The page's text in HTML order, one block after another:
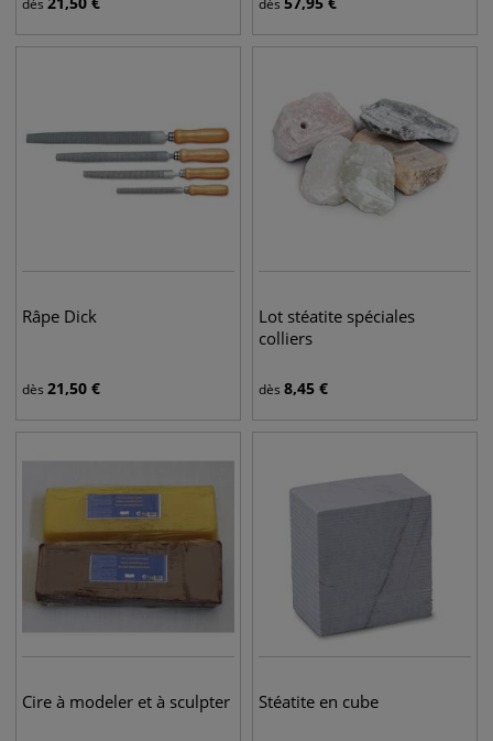
dès dès
Râpe Dick
dès 21,50 €
Lot stéatite spéciales
colliers
dès 8,45 €
Cire à modeler et à sculpter Stéatite en cube